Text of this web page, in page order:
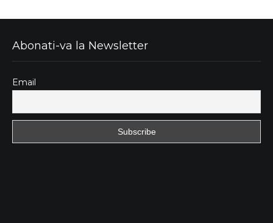
Abonati-va la Newsletter
Email